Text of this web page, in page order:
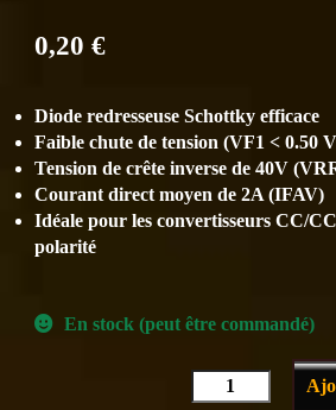
0,20€
Diode redresseuse Schottky efficace
Faible chute de tension (VF1 < 0.50
Tension de crête inverse de 40V
Courant direct moyen de 2A (IFAV)
Idéale pour les convertisseurs CC/
polarité
En stock (peut être commandé)